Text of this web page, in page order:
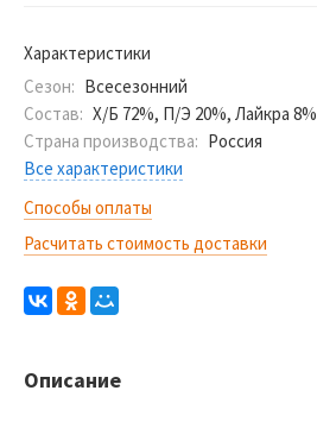
Характеристики
Сезон: Всесезонний
Состав: Х/Б 72%, П/Э 20%, Лайкра 8%
Страна производства: Россия
Все характеристики
Способы оплаты
Расчитать стоимость доставки
Описание